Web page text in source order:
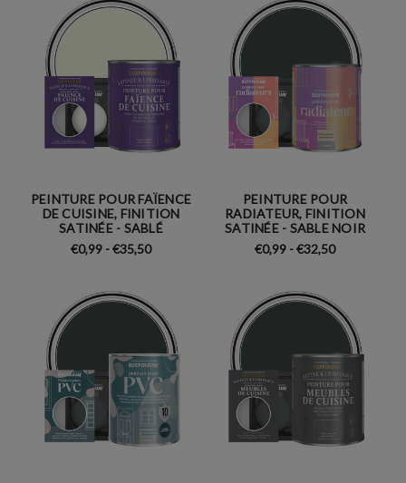
PEINTURE POUR FAÏENCE
DE CUISINE, FINITION
SATINÉE - SABLÉ
€0,99 - €35,50
PEINTURE POUR
RADIATEUR, FINITION
SATINÉE - SABLE NOIR
€0,99 - €32,50